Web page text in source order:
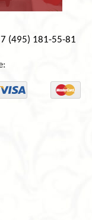
(495) 181-55-81